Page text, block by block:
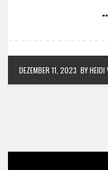
DEZEMBER 11, 2023 BY HEIDI